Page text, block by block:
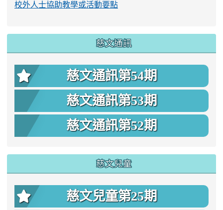
校外人士協助教學或活動要點
慈文通訊
慈文通訊第54期
慈文通訊第53期
慈文通訊第52期
慈文兒童
慈文兒童第25期